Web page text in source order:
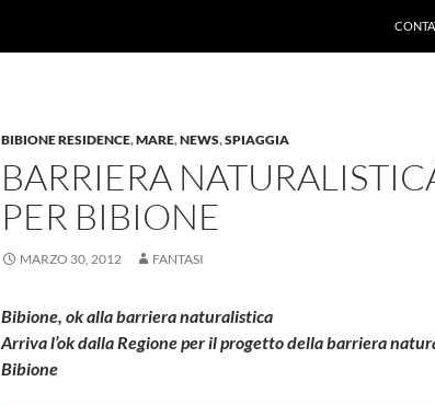
BIBIONE RESIDENCE,MARE,NEWS,SPIAGGIA
BARRIERA
PER BIBIONE
MARZO 30, 2012 FANTASI
Bibione, ok alla barriera naturalistica
Arriva l’ok dalla Regione per il progetto della barriera
Bibione